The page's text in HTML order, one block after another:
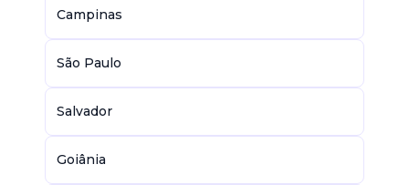
Campinas
São Paulo
Salvador
Goiânia